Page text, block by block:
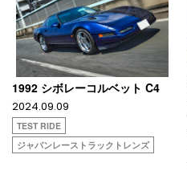
1992 シボレーコルベット C4
2024.09.09
TEST RIDE
ジャパンレーストラックトレンズ